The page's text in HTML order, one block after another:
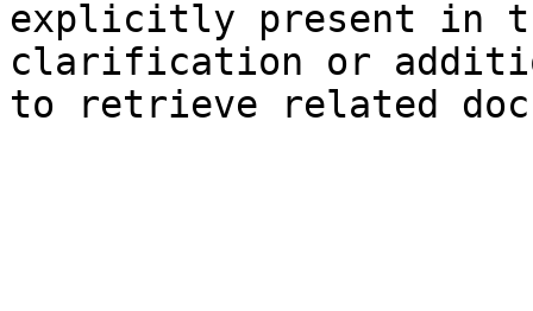
explicitly present in
clarification or